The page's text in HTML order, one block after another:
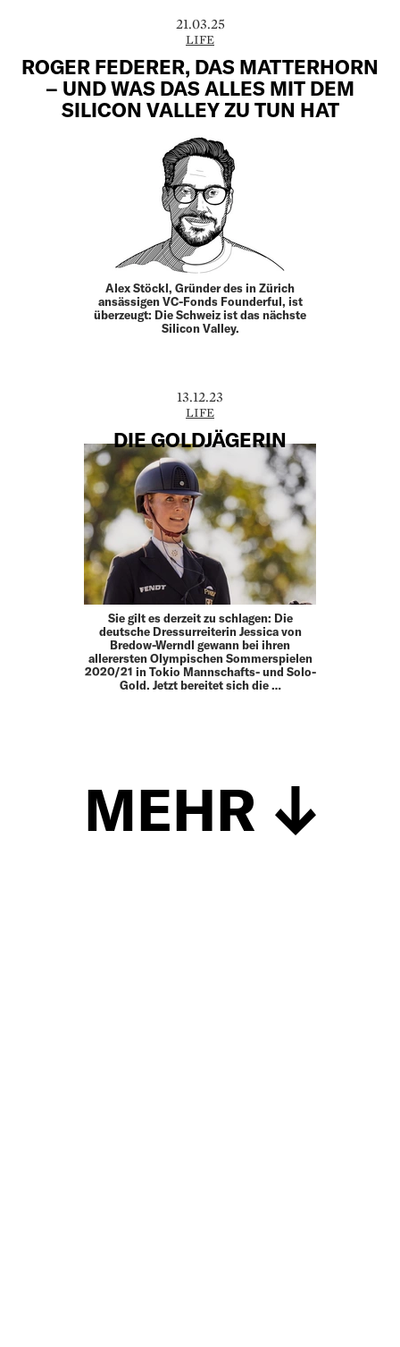
21.03.25
LIFE
ROGER FEDERER, DAS MATTERHORN
– UND WAS DAS ALLES MIT DEM
SILICON VALLEY ZU TUN HAT
Alex Stöckl, Gründer des in Zürich
ansässigen VC-Fonds Founderful, ist
überzeugt: Die Schweiz ist das nächste
Silicon Valley.
13.12.23
LIFE
DIE GOLDJÄGERIN
Sie gilt es derzeit zu schlagen: Die
deutsche Dressurreiterin Jessica von
Bredow-Werndl gewann bei ihren
allerersten Olympischen Sommerspielen
2020/21 in Tokio Mannschafts- und Solo-
Gold. Jetzt bereitet sich die …
MEHR